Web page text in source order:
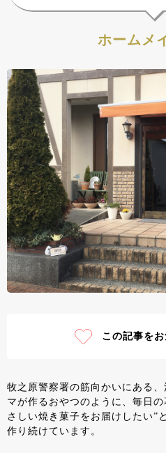
ホームメ
この記事を
牧之原警察署の筋向かいにある
マが作るおやつのように、毎日
さしい焼き菓子をお届けしたい”
作り続けています。